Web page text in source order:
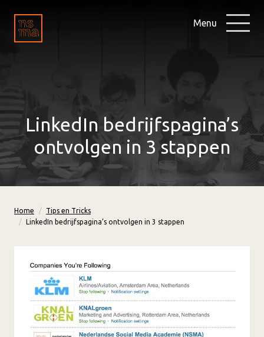
Menu
LinkedIn bedrijfspagina’s
ontvolgen in 3 stappen
Home
Tips en Tricks
LinkedIn bedrijfspagina’s ontvolgen in 3 stappen